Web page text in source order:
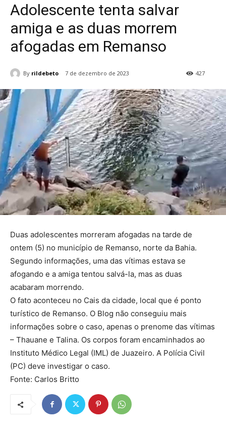
Adolescente tenta salvar
amiga e as duas morrem
afogadas em Remanso
By rildebeto 7 de dezembro de 2023 427
Duas adolescentes morreram afogadas na tarde de
ontem (5) no município de Remanso, norte da Bahia.
Segundo informações, uma das vítimas estava se
afogando e a amiga tentou salvá-la, mas as duas
acabaram morrendo.
O fato aconteceu no Cais da cidade, local que é ponto
turístico de Remanso. O Blog não conseguiu mais
informações sobre o caso, apenas o prenome das vítimas
– Thauane e Talina. Os corpos foram encaminhados ao
Instituto Médico Legal (IML) de Juazeiro. A Polícia Civil
(PC) deve investigar o caso.
Fonte: Carlos Britto